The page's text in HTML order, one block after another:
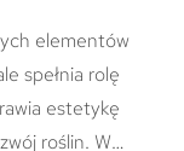
elementów
spełnia rolę
estetykę
roślin. W…